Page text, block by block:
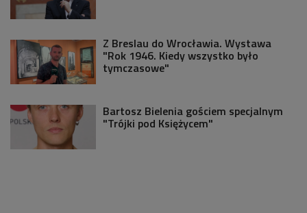
Z Breslau do Wrocławia. Wystawa
"Rok 1946. Kiedy wszystko było
tymczasowe"
Bartosz Bielenia gościem specjalnym
"Trójki pod Księżycem"